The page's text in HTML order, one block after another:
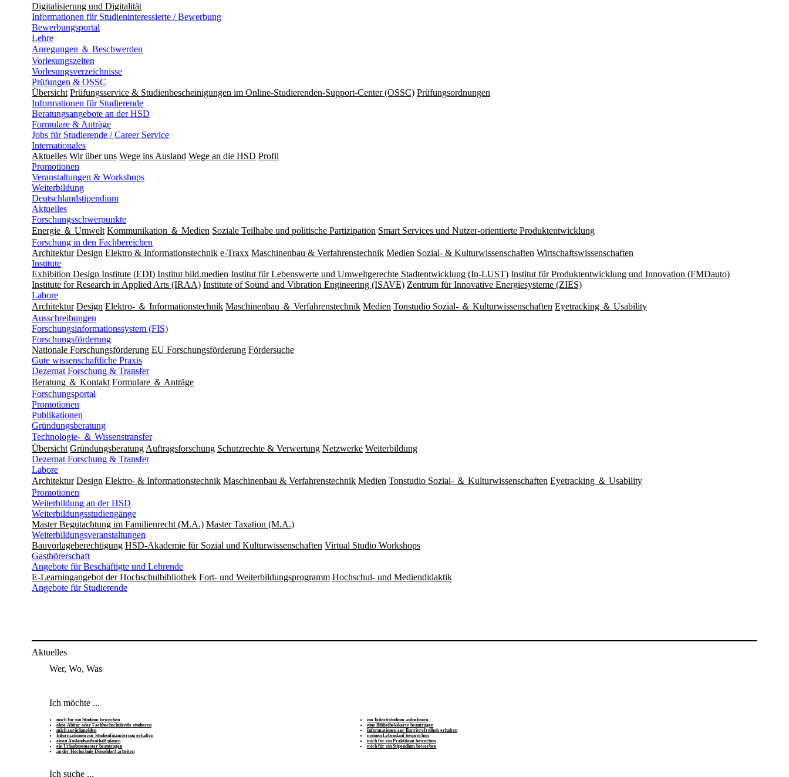
Digitalisierung und Digitalität
Informationen für Studieninteressierte / Bewerbung
Bewerbungsportal
Lehre
Anregungen ＆ Beschwerden
Vorlesungszeiten
Vorlesungsverzeichnisse
Prüfungen & OSSC
Übersicht Prüfungsservice & Studienbescheinigungen im Online-Studierenden-Support-Center (OSSC) Prüfungsordnungen
Informationen für Studierende
Beratungsangebote an der HSD
Formulare & Anträge
Jobs für Studierende / Career Service
Internationales
Aktuelles Wir über uns Wege ins Ausland Wege an die HSD Profil
Promotionen
Veranstaltungen & Workshops
Weiterbildung
Deutschlandstipendium
Aktuelles
Forschungsschwerpunkte
Energie ＆ Umwelt Kommunikation ＆ Medien Soziale Teilhabe und politische Partizipation Smart Services und Nutzer-orientierte Produktentwicklung
Forschung in den Fachbereichen
Architektur Design Elektro & Informationstechnik e-Traxx Maschinenbau & Verfahrenstechnik Medien Sozial- & Kulturwissenschaften Wirtschaftswissenschaften
Institute
Exhibition Design Institute (EDI) Institut bild.medien Institut für Lebenswerte und Umweltgerechte Stadtentwicklung (In-LUST) Institut für Produktentwicklung und Innovation (FMDauto)
Institute for Research in Applied Arts (IRAA) Institute of Sound and Vibration Engineering (ISAVE) Zentrum für Innovative Energiesysteme (ZIES)
Labore
Architektur Design Elektro- ＆ Informationstechnik Maschinenbau ＆ Verfahrenstechnik Medien Tonstudio Sozial- ＆ Kulturwissenschaften Eyetracking ＆ Usability
Ausschreibungen
Forschungsinformationssystem (FIS)
Forschungsförderung
Nationale Forschungsförderung EU Forschungsförderung Fördersuche
Gute wissenschaftliche Praxis
Dezernat Forschung & Transfer
Beratung ＆ Kontakt Formulare ＆ Anträge
Forschungsportal
Promotionen
Publikationen
Gründungsberatung
Technologie- ＆ Wissenstransfer
Übersicht Gründungsberatung Auftragsforschung Schutzrechte & Verwertung Netzwerke Weiterbildung
Dezernat Forschung & Transfer
Labore
Architektur Design Elektro- & Informationstechnik Maschinenbau & Verfahrenstechnik Medien Tonstudio Sozial- ＆ Kulturwissenschaften Eyetracking ＆ Usability
Promotionen
Weiterbildung an der HSD
Weiterbildungsstudiengänge
Master Begutachtung im Familienrecht (M.A.) Master Taxation (M.A.)
Weiterbildungsveranstaltungen
Bauvorlageberechtigung HSD-Akademie für Sozial und Kulturwissenschaften Virtual Studio Workshops
Gasthörerschaft
Angebote für Beschäftigte und Lehrende
E-Learningangebot der Hochschulbibliothek Fort- und Weiterbildungsprogramm Hochschul- und Mediendidaktik
Angebote für Studierende
Aktuelles
Wer, Wo, Was
Ich möchte ...
mich für ein Studium bewerben
ohne Abitur oder Fachhochschulreife studieren
mich zurückmelden
Informationen zur Studienfinanzierung erhalten
einen Auslandsaufenthalt planen
ein Urlaubssemester beantragen
an der Hochschule Düsseldorf arbeiten
ein Teilzeitstudium aufnehmen
eine Bibliothekskarte beantragen
Informationen zur Barrierefreiheit erhalten
meinen Lebenslauf besprechen
mich für ein Praktikum bewerben
mich für ein Stipendium bewerben
Ich suche ...